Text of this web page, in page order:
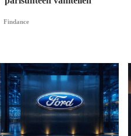
Findance